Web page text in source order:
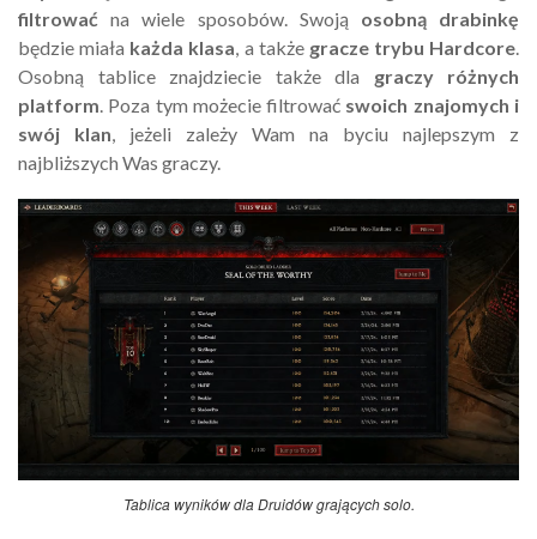
filtrować na wiele sposobów. Swoją osobną drabinkę
będzie miała każda klasa , a także gracze trybu Hardcore
Osobną tablice znajdziecie także dla graczy różnych
platform . Poza tym możecie filtrować swoich znajomych i
swój klan , jeżeli zależy Wam na byciu najlepszym z
najbliższych Was graczy.
Tablica wyników dla Druidów grających solo.